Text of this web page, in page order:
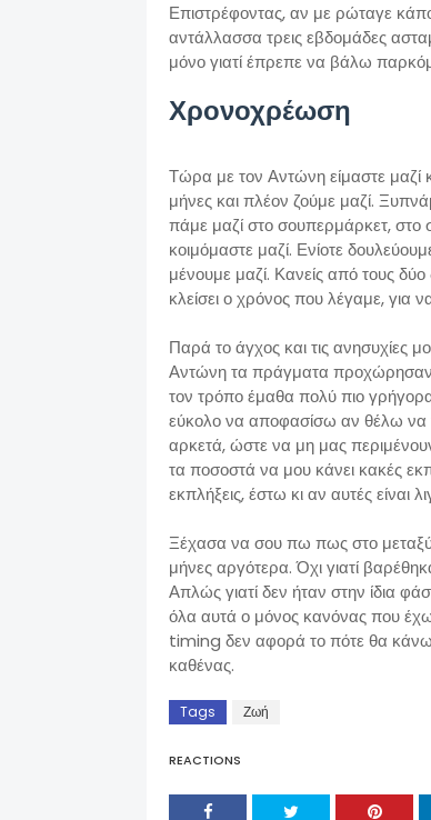
Επιστρέφοντας, αν με ρώταγε
αντάλλασσα τρεις εβδομάδες
μόνο γιατί έπρεπε να βάλω
Χρονοχρέωση
Τώρα με τον Αντώνη είμαστε μαζί
μήνες και πλέον ζούμε μαζί.
πάμε μαζί στο σουπερμάρκετ, στο
κοιμόμαστε μαζί. Ενίοτε
μένουμε μαζί. Κανείς από τους
κλείσει ο χρόνος που λέγαμε, για να
Παρά το άγχος και τις ανησυχίες
Αντώνη τα πράγματα προχώρησαν
τον τρόπο έμαθα πολύ πιο
εύκολο να αποφασίσω αν θέλω να
αρκετά, ώστε να μη μας
τα ποσοστά να μου κάνει κακές
εκπλήξεις, έστω κι αν αυτές είναι
Ξέχασα να σου πω πως στο
μήνες αργότερα. Όχι γιατί
Απλώς γιατί δεν ήταν στην ίδια
όλα αυτά ο μόνος κανόνας που έχω
timing δεν αφορά το πότε θα κάνω
καθένας.
Tags Ζωή
REACTIONS